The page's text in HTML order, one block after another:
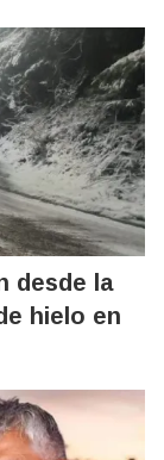
desde la
hielo en